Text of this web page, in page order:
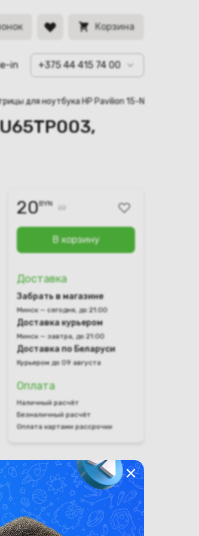
Корзина
in +375 44 415 74 00
BYN
для ноутбука HP Pavilion 15-N
20BYN
В корзину
Доставка
Забрать в магазине
Минск — сегодня, до 21:00
Доставка курьером
Минск — завтра, до 21:00
Доставка по Беларуси
Курьером до 09 августа
Оплата
Наличный расчёт
Безналичный расчёт
Оплата картами рассрочки